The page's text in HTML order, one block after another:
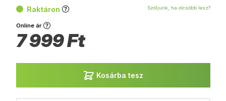
Raktáron Szóljunk, ha olcsóbb lesz?
Online ár
7 999Ft
Kosárba tesz